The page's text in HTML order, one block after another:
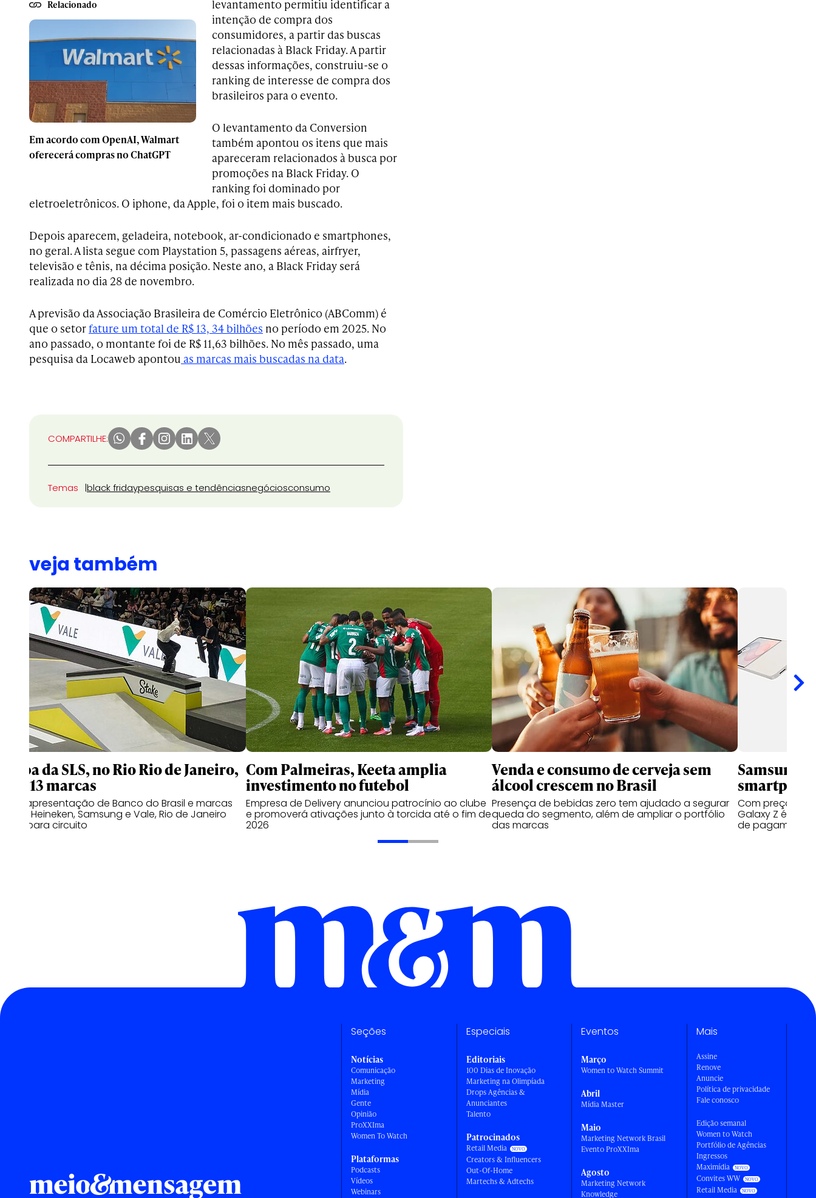
Relacionado
Em acordo com OpenAI, Walmart
oferecerá compras no ChatGPT
levantamento permitiu identificar a
intenção de compra dos
consumidores, a partir das buscas
relacionadas à Black Friday. A partir
dessas informações, construiu-se o
ranking de interesse de compra dos
brasileiros para o evento.
O levantamento da Conversion
também apontou os itens que mais
apareceram relacionados à busca por
promoções na Black Friday. O
ranking foi dominado por
eletroeletrônicos. O iphone, da Apple, foi o item mais buscado.
Depois aparecem, geladeira, notebook, ar-condicionado e smartphones,
no geral. A lista segue com Playstation 5, passagens aéreas, airfryer,
televisão e tênis, na décima posição. Neste ano, a Black Friday será
realizada no dia 28 de novembro.
A previsão da Associação Brasileira de Comércio Eletrônico (ABComm) é
que o setor fature um total de R$ 13, 34 bilhões no período em 2025. No
ano passado, o montante foi de R$ 11,63 bilhões. No mês passado, uma
pesquisa da Locaweb apontou as marcas mais buscadas na data.
COMPARTILHE:
Temas black fridaypesquisas e tendênciasnegóciosconsumo
veja também
Etapa da SLS, no Rio Rio de Janeiro,
terá 13 marcas
Com apresentação de Banco do Brasil e marcas
como Heineken, Samsung e Vale, Rio de Janeiro
volta para circuito
Com Palmeiras, Keeta amplia
investimento no futebol
Empresa de Delivery anunciou patrocínio ao clube
e promoverá ativações junto à torcida até o fim de
2026
Venda e consumo de cerveja sem
álcool crescem no Brasil
Presença de bebidas zero tem ajudado a segurar
queda do segmento, além de ampliar o portfólio
das marcas
Samsung
Com preços a
Galaxy Z é
de pagamento
Seções
Notícias
Comunicação
Marketing
Mídia
Gente
Opinião
ProXXIma
Women To Watch
Plataformas
Podcasts
Vídeos
Webinars
Especiais
Editoriais
100 Dias de Inovação
Marketing na Olimpíada
Drops Agências &
Anunciantes
Talento
Patrocinados
Retail Media
Creators & Influencers
Out-Of-Home
Martechs & Adtechs
Eventos
Março
Women to Watch Summit
Abril
Mídia Master
Maio
Marketing Network Brasil
Evento ProXXIma
Agosto
Marketing Network
Knowledge
Mais
Assine
Renove
Anuncie
Política de privacidade
Fale conosco
Edição semanal
Women to Watch
Portfólio de Agências
Ingressos
Maximídia
Convites WW
Retail Media